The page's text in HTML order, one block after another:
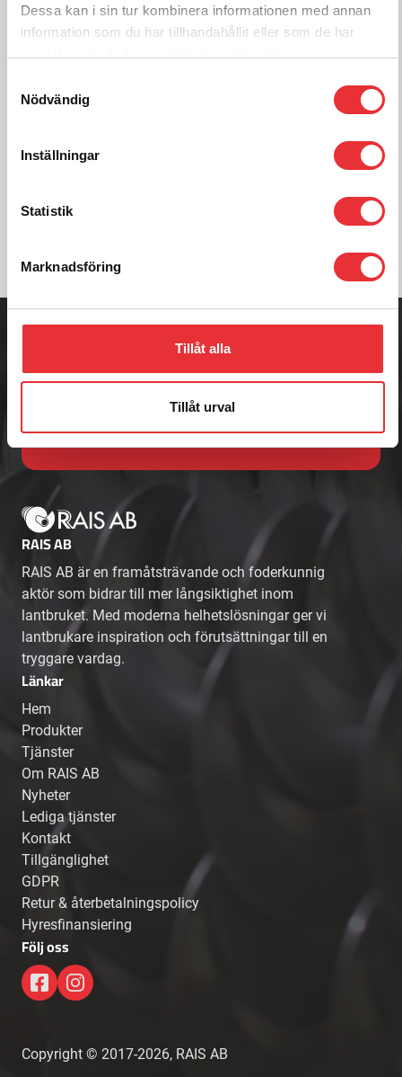
Dessa kan i sin tur kombinera informationen med annan
information som du har tillhandahållit eller som de har
Nödvändig
Inställningar
Statistik
Marknadsföring
Tillåt alla
Tillåt urval
Lägg i varukorg
För mer information om
4" sektioner och förlängningar, kontakta oss:
0512-301700
Kontakta oss
Adress
Badenetorp 1,
535 91 KVÄNUM
Telefon
info@raisab.com
RAIS AB
RAIS AB är en framåtsträvande och foderkunnig
aktör som bidrar till mer långsiktighet inom
lantbruket. Med moderna helhetslösningar ger vi
lantbrukare inspiration och förutsättningar till en
tryggare vardag.
Länkar
Hem
Produkter
Tjänster
Om RAIS AB
Nyheter
Lediga tjänster
Kontakt
Tillgänglighet
GDPR
Retur & återbetalningspolicy
Hyresfinansiering
Följ oss
Copyright © 2017-2026, RAIS AB